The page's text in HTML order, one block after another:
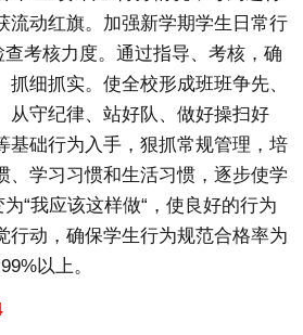
流动红旗。加强新学期学生日常行
查考核力度。通过指导、考核，确
细抓实。使全校形成班班争先、
从守纪律、站好队、做好操扫好
基础行为入手，狠抓常规管理，培
、学习习惯和生活习惯，逐步使学
“我应该这样做“，使良好的行为
行动，确保学生行为规范合格率为
以上。